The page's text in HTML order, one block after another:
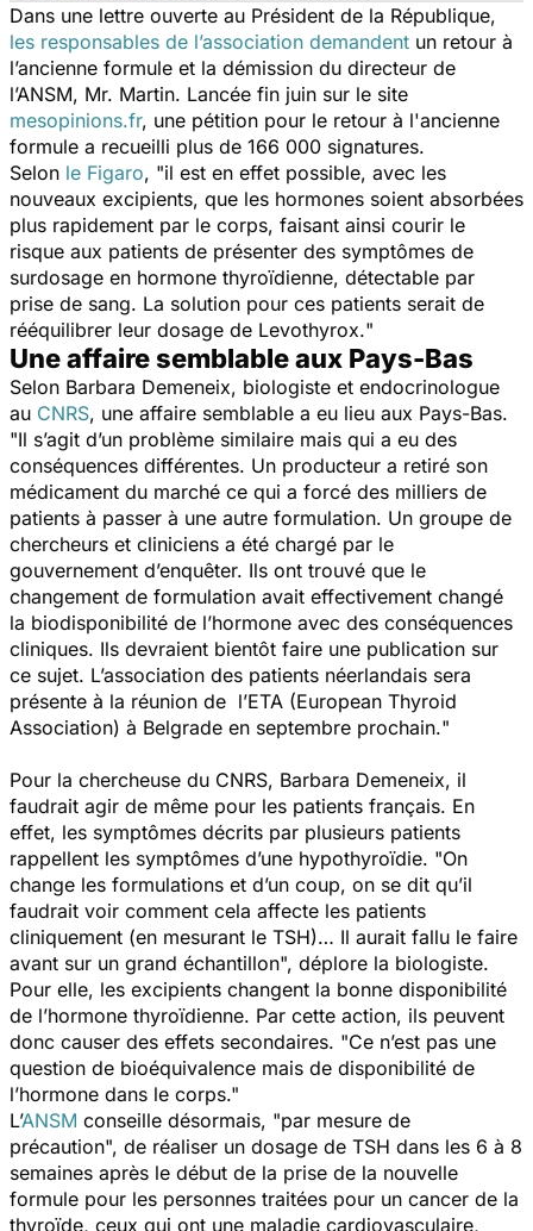
Dans une lettre ouverte au Président de la République,
les responsables de l’association demandent un retour à
l’ancienne formule et la démission du directeur de
l’ANSM, Mr. Martin. Lancée fin juin sur le site
mesopinions.fr, une pétition pour le retour à l'ancienne
formule a recueilli plus de 166 000 signatures.
Selon le Figaro, "il est en effet possible, avec les
nouveaux excipients, que les hormones soient absorbées
plus rapidement par le corps, faisant ainsi courir le
risque aux patients de présenter des symptômes de
surdosage en hormone thyroïdienne, détectable par
prise de sang. La solution pour ces patients serait de
rééquilibrer leur dosage de Levothyrox."
Une affaire semblable aux Pays-Bas
Selon Barbara Demeneix, biologiste et endocrinologue
au CNRS, une affaire semblable a eu lieu aux Pays-Bas.
"Il s’agit d’un problème similaire mais qui a eu des
conséquences différentes. Un producteur a retiré son
médicament du marché ce qui a forcé des milliers de
patients à passer à une autre formulation. Un groupe de
chercheurs et cliniciens a été chargé par le
gouvernement d’enquêter. Ils ont trouvé que le
changement de formulation avait effectivement changé
la biodisponibilité de l’hormone avec des conséquences
cliniques. Ils devraient bientôt faire une publication sur
ce sujet. L’association des patients néerlandais sera
présente à la réunion de l’ETA (European Thyroid
Association) à Belgrade en septembre prochain."
Pour la chercheuse du CNRS, Barbara Demeneix, il
faudrait agir de même pour les patients français. En
effet, les symptômes décrits par plusieurs patients
rappellent les symptômes d’une hypothyroïdie. "On
change les formulations et d’un coup, on se dit qu’il
faudrait voir comment cela affecte les patients
cliniquement (en mesurant le TSH)… Il aurait fallu le faire
avant sur un grand échantillon", déplore la biologiste.
Pour elle, les excipients changent la bonne disponibilité
de l’hormone thyroïdienne. Par cette action, ils peuvent
donc causer des effets secondaires. "Ce n’est pas une
question de bioéquivalence mais de disponibilité de
l’hormone dans le corps."
L’ANSM conseille désormais, "par mesure de
précaution", de réaliser un dosage de TSH dans les 6 à 8
semaines après le début de la prise de la nouvelle
formule pour les personnes traitées pour un cancer de la
thyroïde, ceux qui ont une maladie cardiovasculaire,